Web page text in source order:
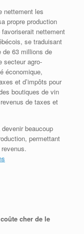
nettement les
propre production
nettement
se traduisant
de 63 millions de
secteur agro-
économique,
et d’impôts pour
boutiques de vin
de taxes et
beaucoup
permettant
cher de le